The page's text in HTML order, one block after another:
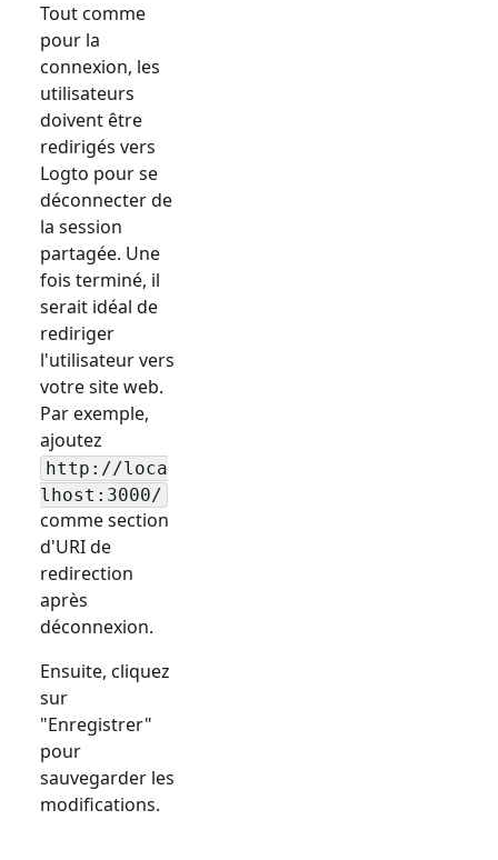
Tout comme
pour la
connexion, les
utilisateurs
doivent être
redirigés vers
Logto pour se
déconnecter de
la session
partagée. Une
fois terminé, il
serait idéal de
rediriger
l'utilisateur vers
votre site web.
Par exemple,
ajoutez
http://loca
lhost:3000/
comme section
d'URI de
redirection
après
déconnexion.
Ensuite, cliquez
sur
"Enregistrer"
pour
sauvegarder les
modifications.